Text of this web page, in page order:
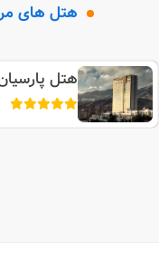
هتل های
هتل پارسیان